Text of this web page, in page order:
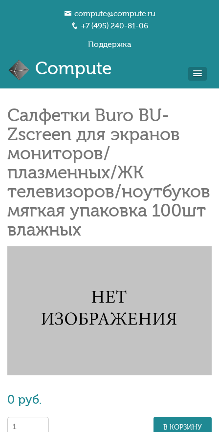
compute@compute.ru
+7 (495) 240-81-06
Поддержка
Compute
Салфетки Buro BU-
Zscreen для экранов
мониторов/
плазменных/ЖК
телевизоров/ноутбуков
мягкая упаковка 100шт
влажных
0 руб.
В КОРЗИНУ